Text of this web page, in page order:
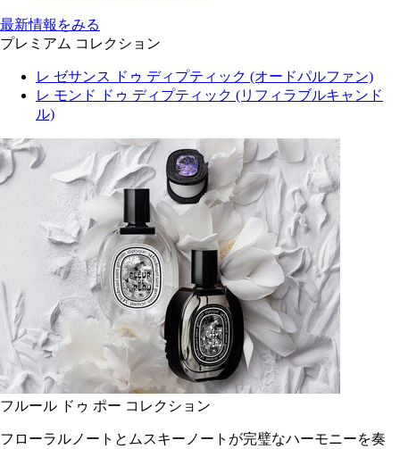
最新情報をみる
プレミアム コレクション
レ ゼサンス ドゥ ディプティック (オードパルファン)
レ モンド ドゥ ディプティック (リフィラブルキャンド
ル)
フルール ドゥ ポー コレクション
フローラルノートとムスキーノートが完璧なハーモニーを奏